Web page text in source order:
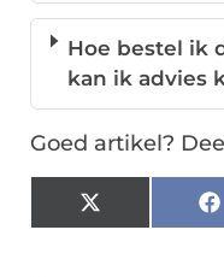
Hoe bestel ik
kan ik advies
Goed artikel?
X
(Twitter)